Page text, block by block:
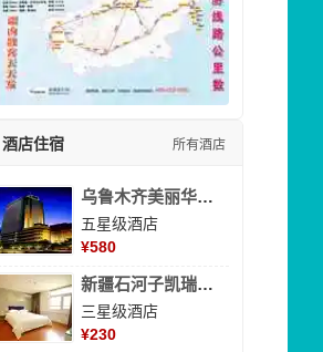
酒店住宿 所有酒店
乌鲁木齐美丽华大酒
五星级酒店
¥580
新疆石河子凯瑞酒店
三星级酒店
¥230